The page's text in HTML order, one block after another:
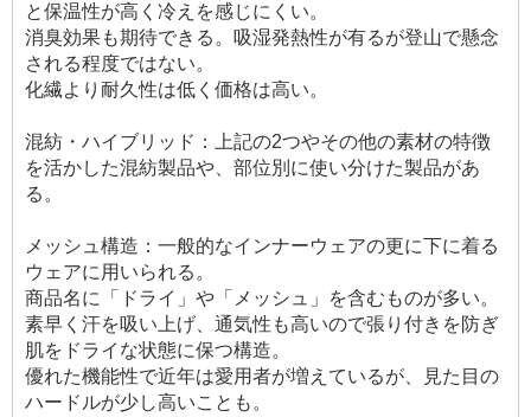
と保温性が高く冷えを感じにくい。
消臭効果も期待できる。吸湿発熱性が有るが登山で懸念
される程度ではない。
化繊より耐久性は低く価格は高い。
混紡・ハイブリッド：上記の2つやその他の素材の特徴
を活かした混紡製品や、部位別に使い分けた製品があ
る。
メッシュ構造：一般的なインナーウェアの更に下に着る
ウェアに用いられる。
商品名に「ドライ」や「メッシュ」を含むものが多い。
素早く汗を吸い上げ、通気性も高いので張り付きを防ぎ
肌をドライな状態に保つ構造。
優れた機能性で近年は愛用者が増えているが、見た目の
ハードルが少し高いことも。